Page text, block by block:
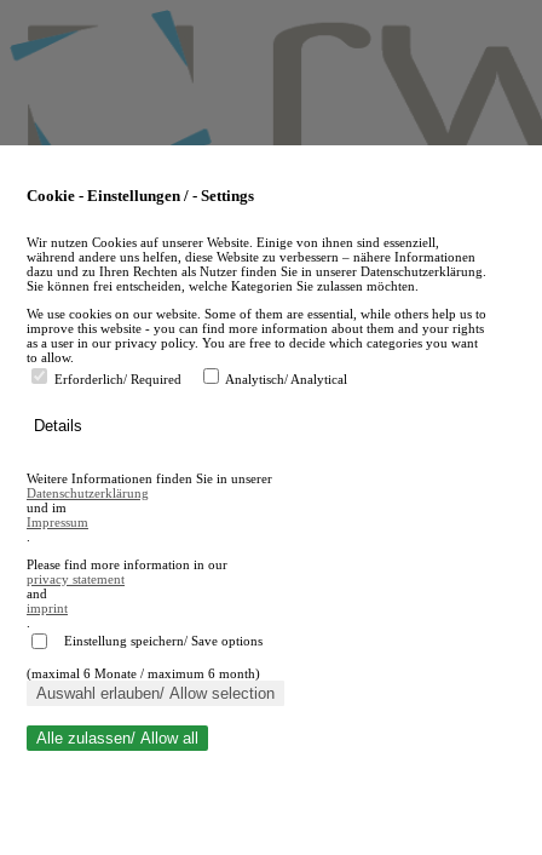
to
main
en
A
A
Suche schließen
Cookie - Einstellungen / - Settings
Wir nutzen Cookies auf unserer Website. Einige von ihnen sind essenziell,
während andere uns helfen, diese Website zu verbessern – nähere Informationen
dazu und zu Ihren Rechten als Nutzer finden Sie in unserer Datenschutzerklärung.
Sie können frei entscheiden, welche Kategorien Sie zulassen möchten.
We use cookies on our website. Some of them are essential, while others help us to
improve this website - you can find more information about them and your rights
as a user in our privacy policy. You are free to decide which categories you want
to allow.
Erforderlich/ Required
Analytisch/ Analytical
Details
Weitere Informationen finden Sie in unserer
Datenschutzerklärung
und im
Impressum
Please find more information in our
privacy statement
and
imprint
Einstellung speichern/ Save options
(maximal 6 Monate / maximum 6 month)
Auswahl erlauben/ Allow selection
Alle zulassen/ Allow all